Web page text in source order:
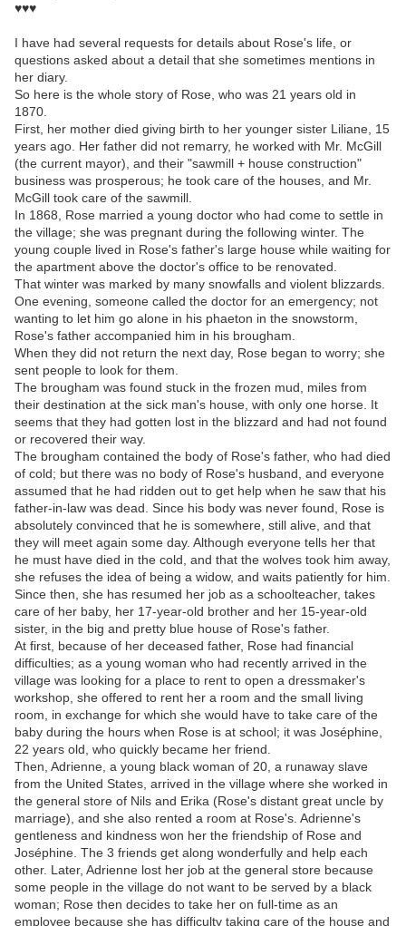
♥♥♥
I have had several requests for details about Rose's life, or
questions asked about a detail that she sometimes mentions in
her diary.
So here is the whole story of Rose, who was 21 years old in
1870.
First, her mother died giving birth to her younger sister Liliane, 15
years ago. Her father did not remarry, he worked with Mr. McGill
(the current mayor), and their "sawmill + house construction"
business was prosperous; he took care of the houses, and Mr.
McGill took care of the sawmill.
In 1868, Rose married a young doctor who had come to settle in
the village; she was pregnant during the following winter. The
young couple lived in Rose's father's large house while waiting for
the apartment above the doctor's office to be renovated.
That winter was marked by many snowfalls and violent blizzards.
One evening, someone called the doctor for an emergency; not
wanting to let him go alone in his phaeton in the snowstorm,
Rose's father accompanied him in his brougham.
When they did not return the next day, Rose began to worry; she
sent people to look for them.
The brougham was found stuck in the frozen mud, miles from
their destination at the sick man's house, with only one horse. It
seems that they had gotten lost in the blizzard and had not found
or recovered their way.
The brougham contained the body of Rose's father, who had died
of cold; but there was no body of Rose's husband, and everyone
assumed that he had ridden out to get help when he saw that his
father-in-law was dead. Since his body was never found, Rose is
absolutely convinced that he is somewhere, still alive, and that
they will meet again some day. Although everyone tells her that
he must have died in the cold, and that the wolves took him away,
she refuses the idea of ​​being a widow, and waits patiently for him.
Since then, she has resumed her job as a schoolteacher, takes
care of her baby, her 17-year-old brother and her 15-year-old
sister, in the big and pretty blue house of Rose's father.
At first, because of her deceased father, Rose had financial
difficulties; as a young woman who had recently arrived in the
village was looking for a place to rent to open a dressmaker's
workshop, she offered to rent her a room and the small living
room, in exchange for which she would have to take care of the
baby during the hours when Rose is at school; it was Joséphine,
22 years old, who quickly became her friend.
Then, Adrienne, a young black woman of 20, a runaway slave
from the United States, arrived in the village where she worked in
the general store of Nils and Erika (Rose's distant great uncle by
marriage), and she also rented a room at Rose's. Adrienne's
gentleness and kindness won her the friendship of Rose and
Joséphine. The 3 friends get along wonderfully and help each
other. Later, Adrienne lost her job at the general store because
some people in the village do not want to be served by a black
woman; Rose then decides to take her on full-time as an
employee because she has difficulty taking care of the house and